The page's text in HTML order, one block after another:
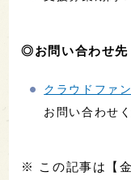
◎お問い合わせ先
クラウドファ
お問い合わせ
※ この記事は【